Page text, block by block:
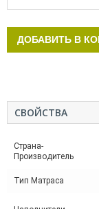
ДОБАВИТЬ В
СВОЙСТВА
Страна-
Производитель
Тип Матраса